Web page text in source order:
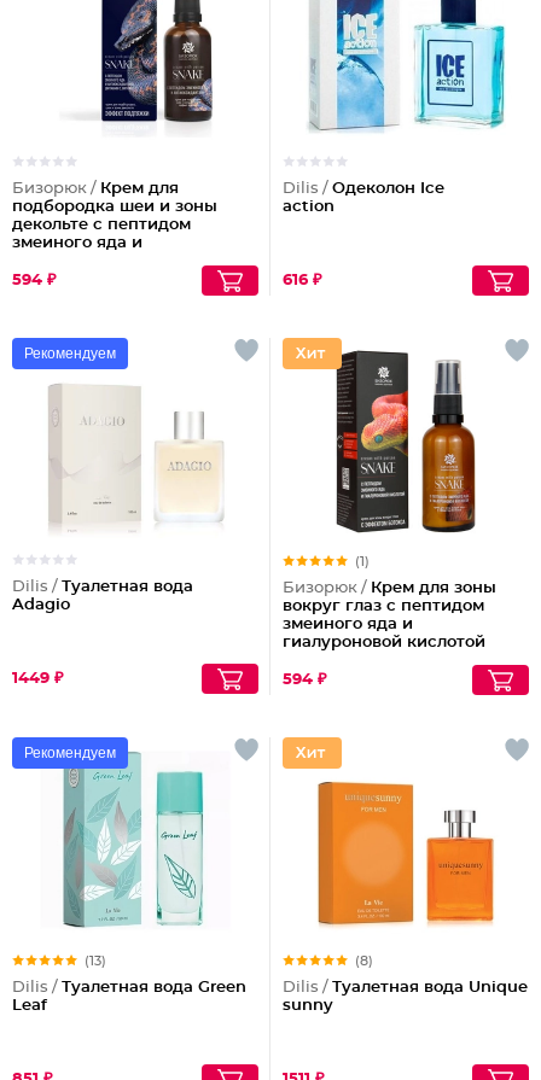
Бизорюк / Крем для
подбородка шеи и зоны
декольте с пептидом
змеиного яда и
594 ₽
Dilis / Одеколон Ice
action
616 ₽
Рекомендуем
Dilis / Туалетная вода
Adagio
1449 ₽
(1)
Бизорюк / Крем для зоны
вокруг глаз с пептидом
змеиного яда и
гиалуроновой кислотой
594 ₽
Рекомендуем
(13)
Dilis / Туалетная вода Green
Leaf
(8)
Dilis / Туалетная вода Unique
sunny